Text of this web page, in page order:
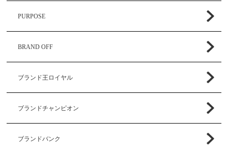
PURPOSE
BRAND OFF
ブランド王ロイヤル
ブランドチャンピオン
ブランドバンク